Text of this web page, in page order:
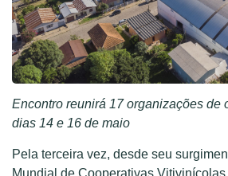
Encontro reunirá 17 organizações de
dias 14 e 16 de maio
Pela terceira vez, desde seu
Mundial de Cooperativas